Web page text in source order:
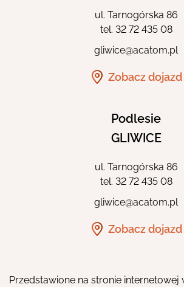
ul. Tarnogórska 86
tel. 32 72 435 08
gliwice@acatom.pl
Zobacz dojazd
Podlesie
GLIWICE
ul. Tarnogórska 86
tel. 32 72 435 08
gliwice@acatom.pl
Zobacz dojazd
Przedstawione na stronie internetowej